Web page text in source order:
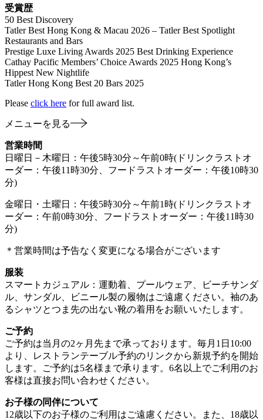
受賞歴
50 Best Discovery
Tatler Best Hong Kong & Macau 2026 – Tatler Best Spotlight
Restaurants and Bars
Prestige Luxe Living Awards 2025 Best Drinking Experience
Cathay Pacific Members’ Choice Awards 2025 Hong Kong’s
Hippest New Nightlife
Tatler Hong Kong Best 20 Bars 2025
Please click here for full award list.
メニューを見る
営業時間
日曜日－木曜日：午後5時30分～午前0時(ドリンクラストオ
ーダー：午後11時30分、フードラストオーダー：午後10時30
分)
金曜日・土曜日：午後5時30分～午前1時(ドリンクラストオ
ーダー：午前0時30分、フードラストオーダー：午後11時30
分)
＊営業時間は予告なく変更になる場合がございます
服装
スマートカジュアル：運動着、プールウェア、ビーチサンダ
ル、サンダル、ビニール製の履物はご遠慮ください。袖のあ
るシャツとつま先の出ない靴の着用をお願いいたします。
ご予約
ご予約は当月の2ヶ月先まで承っております。毎月1日10:00
より、レストランテーブル予約のリンクから新規予約を開始
します。ご予約は5名様まで承ります。6名以上でご利用のお
客様は直接お問い合わせください。
お子様の同伴について
12歳以下のお子様のご利用はご遠慮ください。また、18歳以